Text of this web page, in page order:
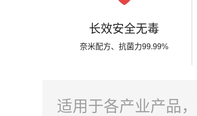
长效安全无毒
奈米配方、抗菌力99.99%
适用于各产业产品